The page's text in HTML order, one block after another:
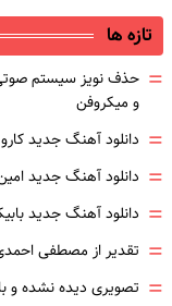
تازه ها
= حذف نویز سیستم صوتی؛
و میکروفن
= دانلود آهنگ جدید
= دانلود آهنگ جدید
= دانلود آهنگ جدید
= تقدیر از مصطفی
= تصویری دیده نشده و